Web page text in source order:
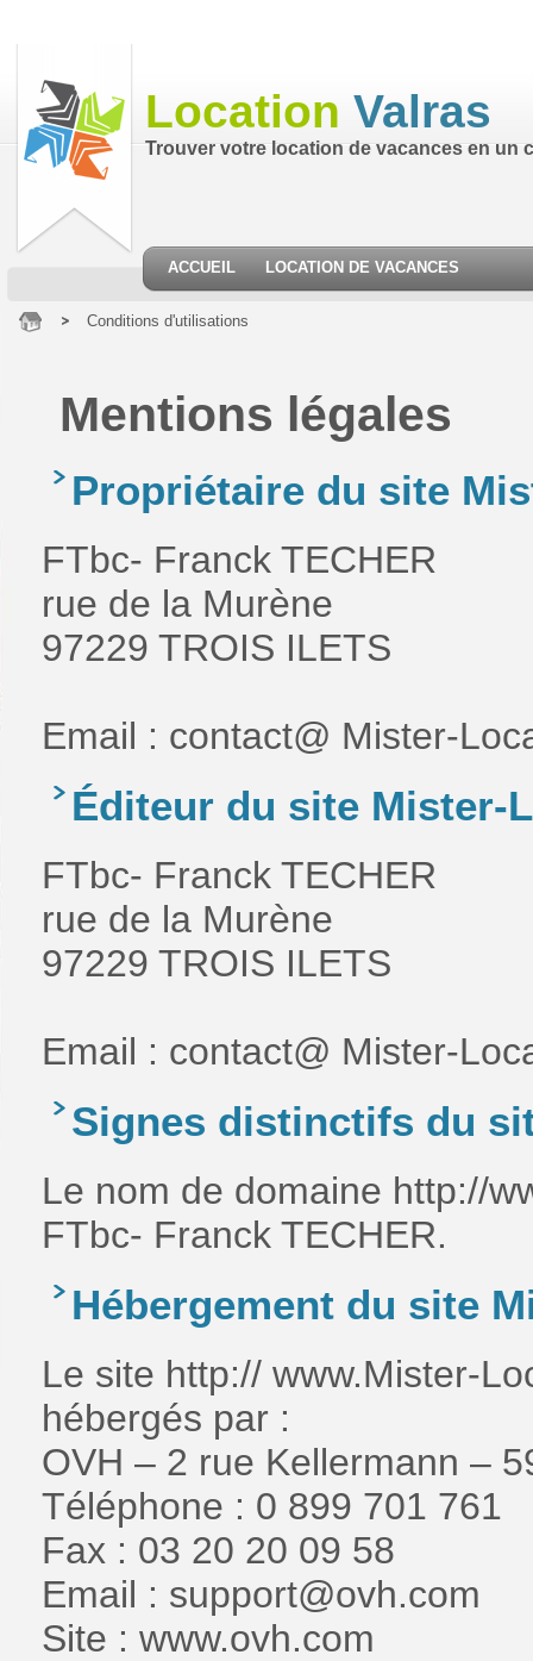
Location Valras
Trouver votre location de vacances en un
ACCUEIL LOCATION DE VACANCES
Conditions d'utilisations
Mentions légales
Propriétaire du site
FTbc- Franck TECHER
rue de la Murène
97229 TROIS ILETS
Email : contact@ Mister-
Éditeur du site Mister-
FTbc- Franck TECHER
rue de la Murène
97229 TROIS ILETS
Email : contact@ Mister-
Signes distinctifs du
Le nom de domaine http://
FTbc- Franck TECHER.
Hébergement du site
Le site http:// www.Mister-
hébergés par :
OVH – 2 rue Kellermann –
Téléphone : 0 899 701 761
Fax : 03 20 20 09 58
Email : support@ovh.com
Site : www.ovh.com